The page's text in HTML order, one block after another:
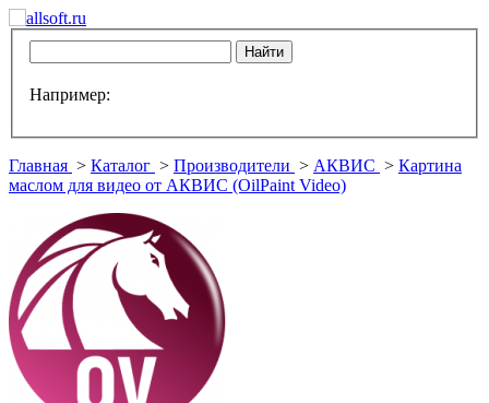
Например:
Главная > Каталог > Производители > АКВИС > Картина
маслом для видео от АКВИС (OilPaint Video)